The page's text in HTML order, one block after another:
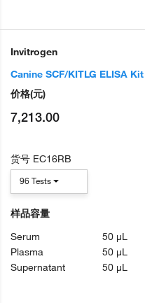
Invitrogen
Canine SCF/KITLG ELISA Kit
样品容量
Serum
50 µL
Plasma
50 µL
Supernatant
50 µL
价格(元)
7,213.00
货号 EC16RB
96 Tests